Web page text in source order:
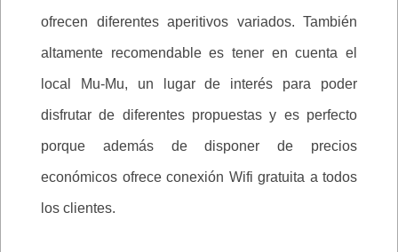
ofrecen diferentes aperitivos variados. También
altamente recomendable es tener en cuenta el
local Mu-Mu, un lugar de interés para poder
disfrutar de diferentes propuestas y es perfecto
porque además de disponer de precios
económicos ofrece conexión Wifi gratuita a todos
los clientes.